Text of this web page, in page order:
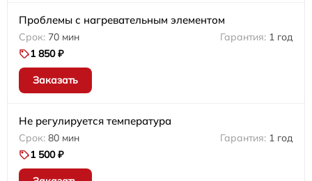
Проблемы с нагревательным элементом
70 мин
1 год
1 850 ₽
Заказать
Не регулируется температура
80 мин
1 год
1 500 ₽